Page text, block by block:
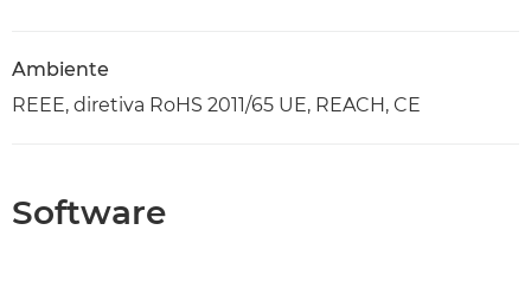
Ambiente
REEE, diretiva RoHS 2011/65 UE, REACH, CE
Software